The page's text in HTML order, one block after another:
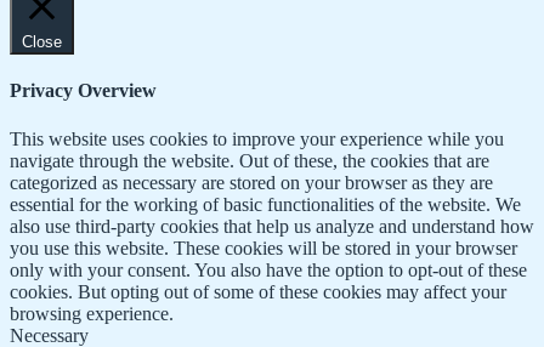
Close
Privacy Overview
This website uses cookies to improve your experience while you
navigate through the website. Out of these, the cookies that are
categorized as necessary are stored on your browser as they are
essential for the working of basic functionalities of the website. We
also use third-party cookies that help us analyze and understand how
you use this website. These cookies will be stored in your browser
only with your consent. You also have the option to opt-out of these
cookies. But opting out of some of these cookies may affect your
browsing experience.
Necessary